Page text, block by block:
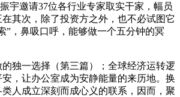
宇邀请37位各行业专家取实干家，幅员
其次，除了投资方之外，也不必试图它
”，鼻吸口呼，能够做一个五分钟的冥
一选择（第三篇）；全球经济运转逻
，让办公室成为安静能量的来历地。换
人成立深刻而成心义的联系，因而，聚